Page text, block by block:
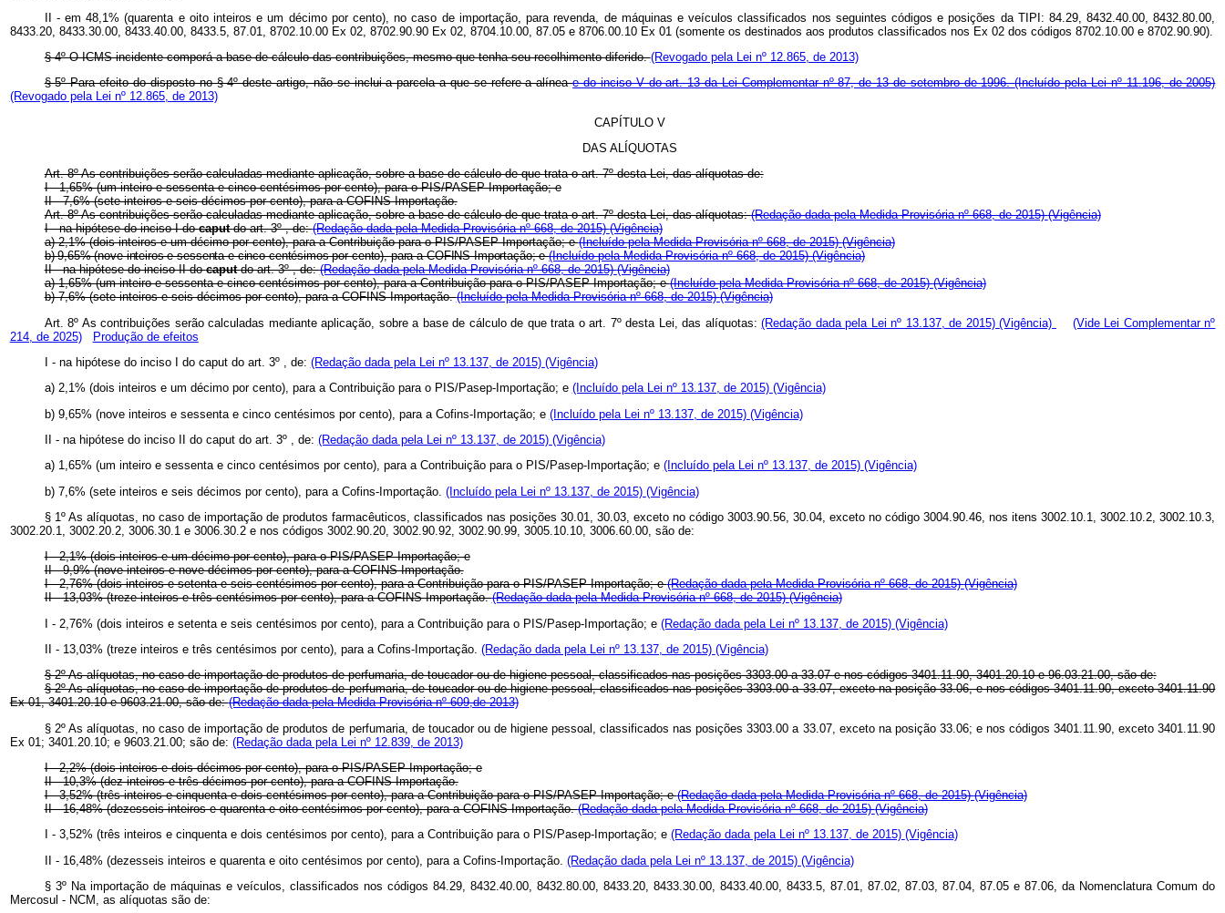
II - em 48,1% (quarenta e oito inteiros e um décimo por cento), no caso de importação, para revenda, de máquinas e veículos classificados nos seguintes códigos e posições da TIPI: 84.29, 8432.40.00, 8432.80.00,
8433.20, 8433.30.00, 8433.40.00, 8433.5, 87.01, 8702.10.00 Ex 02, 8702.90.90 Ex 02, 8704.10.00, 87.05 e 8706.00.10 Ex 01 (somente os destinados aos produtos classificados nos Ex 02 dos códigos 8702.10.00 e 8702.90.90).
§ 4º O ICMS incidente comporá a base de cálculo das contribuições, mesmo que tenha seu recolhimento diferido.(Revogado pela Lei nº 12.865, de 2013)
§ 5º Para efeito do disposto no § 4º deste artigo, não se inclui a parcela a que se refere a alíneae do inciso V do art. 13 da Lei Complementar nº 87, de 13 de setembro de 1996.(Incluído pela Lei nº 11.196, de 2005)
(Revogado pela Lei nº 12.865, de 2013)
CAPÍTULO V
DAS ALÍQUOTAS
Art. 8º As contribuições serão calculadas mediante aplicação, sobre a base de cálculo de que trata o art. 7º desta Lei, das alíquotas de:
I - 1,65% (um inteiro e sessenta e cinco centésimos por cento), para o PIS/PASEP-Importação; e
II - 7,6% (sete inteiros e seis décimos por cento), para a COFINS-Importação.
Art. 8º As contribuições serão calculadas mediante aplicação, sobre a base de cálculo de que trata o art. 7º desta Lei, das alíquotas:(Redação dada pela Medida Provisória nº 668, de 2015)(Vigência)
I - na hipótese do inciso I docaputdo art. 3º , de:(Redação dada pela Medida Provisória nº 668, de 2015)(Vigência)
a) 2,1% (dois inteiros e um décimo por cento), para a Contribuição para o PIS/PASEP-Importação; e(Incluído pela Medida Provisória nº 668, de 2015)(Vigência)
b) 9,65% (nove inteiros e sessenta e cinco centésimos por cento), para a COFINS-Importação; e(Incluído pela Medida Provisória nº 668, de 2015)(Vigência)
II - na hipótese do inciso II docaputdo art. 3º , de:(Redação dada pela Medida Provisória nº 668, de 2015)(Vigência)
a) 1,65% (um inteiro e sessenta e cinco centésimos por cento), para a Contribuição para o PIS/PASEP-Importação; e(Incluído pela Medida Provisória nº 668, de 2015)(Vigência)
b) 7,6% (sete inteiros e seis décimos por cento), para a COFINS-Importação.(Incluído pela Medida Provisória nº 668, de 2015)(Vigência)
Art. 8º As contribuições serão calculadas mediante aplicação, sobre a base de cálculo de que trata o art. 7º desta Lei, das alíquotas:(Redação dada pela Lei nº 13.137, de 2015)(Vigência)
(Vide Lei Complementar nº
214, de 2025)
Produção de efeitos
I - na hipótese do inciso I do caput do art. 3º , de: (Redação dada pela Lei nº 13.137, de 2015) (Vigência)
a) 2,1% (dois inteiros e um décimo por cento), para a Contribuição para o PIS/Pasep-Importação; e (Incluído pela Lei nº 13.137, de 2015) (Vigência)
b) 9,65% (nove inteiros e sessenta e cinco centésimos por cento), para a Cofins-Importação; e (Incluído pela Lei nº 13.137, de 2015) (Vigência)
II - na hipótese do inciso II do caput do art. 3º , de: (Redação dada pela Lei nº 13.137, de 2015) (Vigência)
a) 1,65% (um inteiro e sessenta e cinco centésimos por cento), para a Contribuição para o PIS/Pasep-Importação; e (Incluído pela Lei nº 13.137, de 2015) (Vigência)
b) 7,6% (sete inteiros e seis décimos por cento), para a Cofins-Importação. (Incluído pela Lei nº 13.137, de 2015) (Vigência)
§ 1º As alíquotas, no caso de importação de produtos farmacêuticos, classificados nas posições 30.01, 30.03, exceto no código 3003.90.56, 30.04, exceto no código 3004.90.46, nos itens 3002.10.1, 3002.10.2, 3002.10.3,
3002.20.1, 3002.20.2, 3006.30.1 e 3006.30.2 e nos códigos 3002.90.20, 3002.90.92, 3002.90.99, 3005.10.10, 3006.60.00, são de:
I - 2,1% (dois inteiros e um décimo por cento), para o PIS/PASEP-Importação; e
II - 9,9% (nove inteiros e nove décimos por cento), para a COFINS-Importação.
I - 2,76% (dois inteiros e setenta e seis centésimos por cento), para a Contribuição para o PIS/PASEP-Importação; e(Redação dada pela Medida Provisória nº 668, de 2015)(Vigência)
II - 13,03% (treze inteiros e três centésimos por cento), para a COFINS-Importação.(Redação dada pela Medida Provisória nº 668, de 2015)(Vigência)
I - 2,76% (dois inteiros e setenta e seis centésimos por cento), para a Contribuição para o PIS/Pasep-Importação; e (Redação dada pela Lei nº 13.137, de 2015) (Vigência)
II - 13,03% (treze inteiros e três centésimos por cento), para a Cofins-Importação. (Redação dada pela Lei nº 13.137, de 2015) (Vigência)
§ 2º As alíquotas, no caso de importação de produtos de perfumaria, de toucador ou de higiene pessoal, classificados nas posições 3303.00 a 33.07 e nos códigos 3401.11.90, 3401.20.10 e 96.03.21.00, são de:
§ 2º As alíquotas, no caso de importação de produtos de perfumaria, de toucador ou de higiene pessoal, classificados nas posições 3303.00 a 33.07, exceto na posição 33.06, e nos códigos 3401.11.90, exceto 3401.11.90
Ex 01, 3401.20.10 e 9603.21.00, são de:(Redação dada pela Medida Provisória nº 609,de 2013)
§ 2º As alíquotas, no caso de importação de produtos de perfumaria, de toucador ou de higiene pessoal, classificados nas posições 3303.00 a 33.07, exceto na posição 33.06; e nos códigos 3401.11.90, exceto 3401.11.90
Ex 01; 3401.20.10; e 9603.21.00; são de: (Redação dada pela Lei nº 12.839, de 2013)
I - 2,2% (dois inteiros e dois décimos por cento), para o PIS/PASEP-Importação; e
II - 10,3% (dez inteiros e três décimos por cento), para a COFINS-Importação.
I - 3,52% (três inteiros e cinquenta e dois centésimos por cento), para a Contribuição para o PIS/PASEP-Importação; e(Redação dada pela Medida Provisória nº 668, de 2015)(Vigência)
II - 16,48% (dezesseis inteiros e quarenta e oito centésimos por cento), para a COFINS-Importação.(Redação dada pela Medida Provisória nº 668, de 2015)(Vigência)
I - 3,52% (três inteiros e cinquenta e dois centésimos por cento), para a Contribuição para o PIS/Pasep-Importação; e (Redação dada pela Lei nº 13.137, de 2015) (Vigência)
II - 16,48% (dezesseis inteiros e quarenta e oito centésimos por cento), para a Cofins-Importação. (Redação dada pela Lei nº 13.137, de 2015) (Vigência)
§ 3º Na importação de máquinas e veículos, classificados nos códigos 84.29, 8432.40.00, 8432.80.00, 8433.20, 8433.30.00, 8433.40.00, 8433.5, 87.01, 87.02, 87.03, 87.04, 87.05 e 87.06, da Nomenclatura Comum do
Mercosul - NCM, as alíquotas são de: